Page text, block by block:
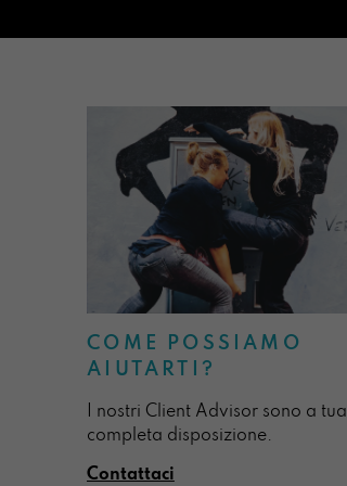
COME POSSIAMO
AIUTARTI?
I nostri Client Advisor sono a tua
completa disposizione.
Contattaci